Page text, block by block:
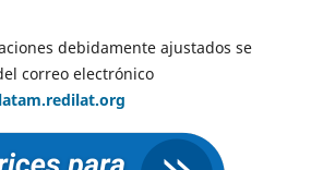
debidamente ajustados se
correo electrónico